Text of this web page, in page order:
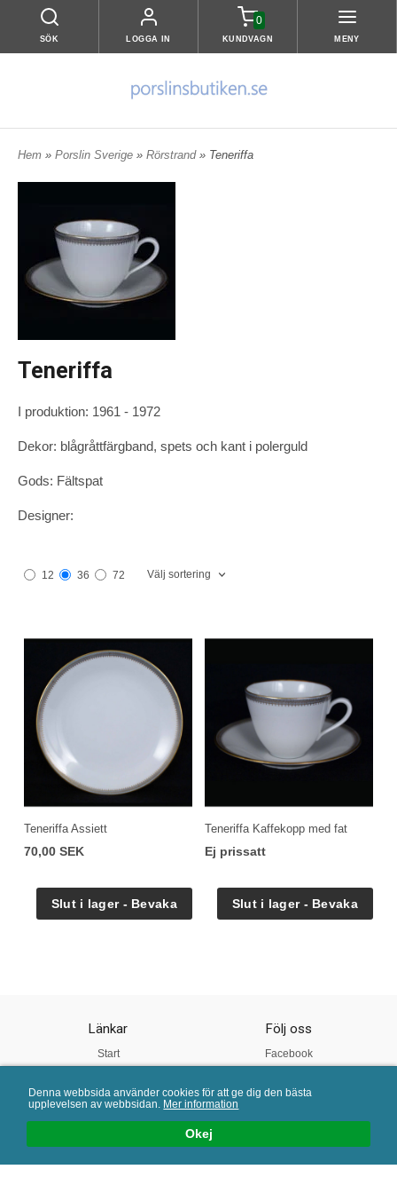
Okej
Denna webbsida använder cookies för att ge dig den bästa
upplevelsen av webbsidan. Mer information
SÖK LOGGA IN
0
KUNDVAGN MENY
Hem » Porslin Sverige » Rörstrand » Teneriffa
Teneriffa
I produktion: 1961 - 1972
Dekor: blågråttfärgband, spets och kant i polerguld
Gods: Fältspat
Designer:
12 36 72 Välj sortering
Teneriffa Assiett
70,00 SEK
Teneriffa Kaffekopp med fat
Ej prissatt
Länkar
Start
Vår Kvalitet
Följ oss
Facebook
Twitter